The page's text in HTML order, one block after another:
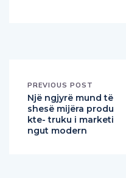
PREVIOUS POST
Një ngjyrë mund të
shesë mijëra produ
kte- truku i marketi
ngut modern